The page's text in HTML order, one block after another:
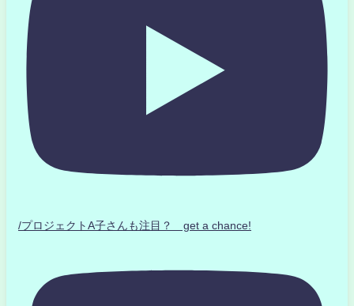
/プロジェクトA子さんも注目？ get a chance!